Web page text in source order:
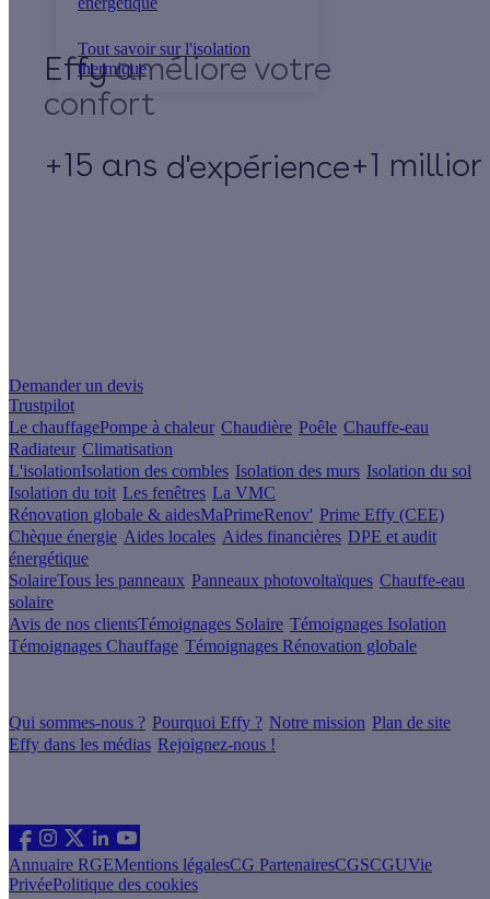
Tout savoir sur l'isolation
thermique
Effy
+15 ans d'expérience+1
Demander un devis
Trustpilot
Le chauffagePompe à chaleur Chaudière Poêle Chauffe-eau
Radiateur Climatisation
L'isolationIsolation des combles Isolation des murs Isolation du sol
Isolation du toit Les fenêtres La VMC
Rénovation globale & aidesMaPrimeRenov' Prime Effy (CEE)
Chèque énergie Aides locales Aides financières DPE et audit
énergétique
SolaireTous les panneaux Panneaux photovoltaïques Chauffe-eau
solaire
Avis de nos clientsTémoignages Solaire Témoignages Isolation
Témoignages Chauffage Témoignages Rénovation globale
Qui sommes-nous ? Pourquoi Effy ? Notre mission Plan de site
Effy dans les médias Rejoignez-nous !
Annuaire RGEMentions légalesCG PartenairesCGSCGUVie
PrivéePolitique des cookies